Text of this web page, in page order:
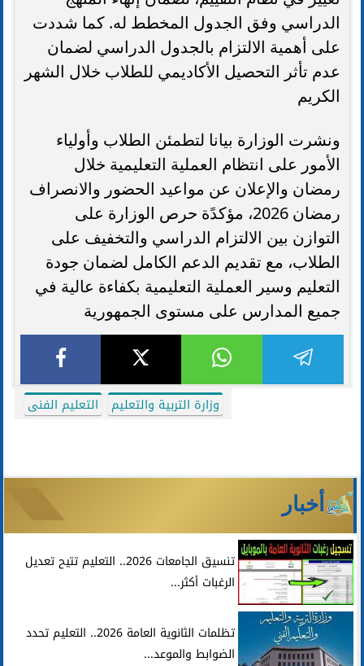
الدراسي وفق الجدول المخطط له. كما شددت
على أهمية الالتزام بالجدول الدراسي لضمان
عدم تأثر التحصيل الأكاديمي للطلاب خلال الشهر
الكريم
ونشرت الوزارة بيانا لتطمئن الطلاب وأولياء
الأمور على انتظام العملية التعليمية خلال
رمضان والإعلان عن مواعيد الحضور والانصراف
رمضان 2026، مؤكدًة حرص الوزارة على
التوازن بين الالتزام الدراسي والتخفيف على
الطلاب، مع تقديم الدعم الكامل لضمان جودة
التعليم وسير العملية التعليمية بكفاءة عالية في
جميع المدارس على مستوى الجمهورية
وزارة التربية والتعليم التعليم الفنى
أخبار
تنسيق الجامعات 2026.. التعليم تتيح تعديل
الرغبات أكثر...
تظلمات الثانوية العامة 2026.. التعليم تحدد
الضوابط والموعد...